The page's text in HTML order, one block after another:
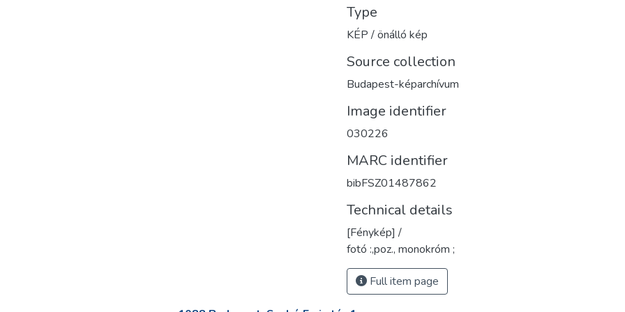
Type
KÉP / önálló kép
Source collection
Budapest-képarchívum
Image identifier
030226
MARC identifier
bibFSZ01487862
Technical details
[Fénykép] /
fotó :,poz., monokróm ;
Full item page